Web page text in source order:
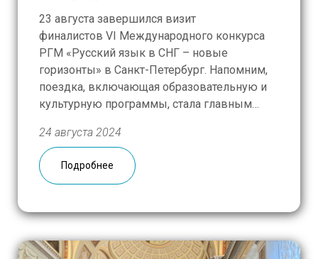
23 августа завершился визит
финалистов VI Международного конкурса
РГМ «Русский язык в СНГ – новые
горизонты» в Санкт-Петербург. Напомним,
поездка, включающая образовательную и
культурную программы, стала главным
преподавателей русского языка и
литературы из Азербайджана, Казахстана,
Кыргызстана, Таджикистана и Узбекистана.
Пять дней пролетели незаметно, однако мы
24 августа 2024
Подробнее